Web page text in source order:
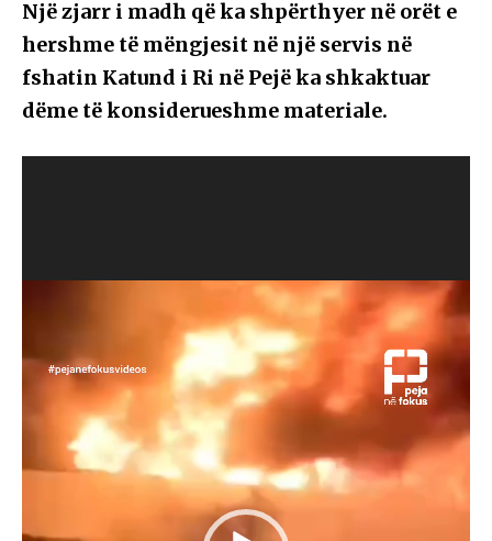
Një zjarr i madh që ka shpërthyer në orët e
hershme të mëngjesit në një servis në
fshatin Katund i Ri në Pejë ka shkaktuar
dëme të konsiderueshme materiale.